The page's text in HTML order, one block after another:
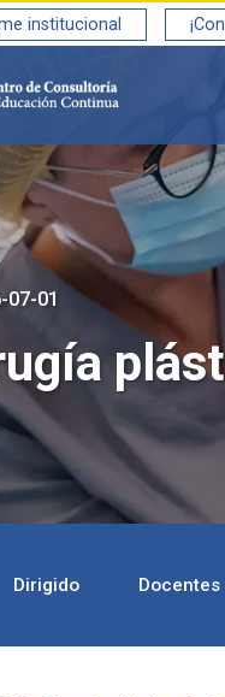
institucional
07-01
Dirigido Docentes